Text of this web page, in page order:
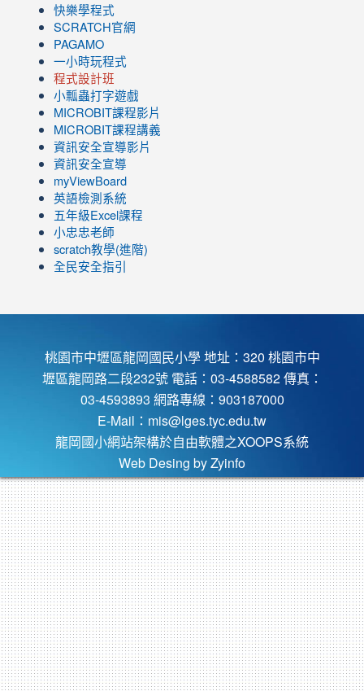
快樂學程式
SCRATCH官網
PAGAMO
一小時玩程式
程式設計班
小瓢蟲打字遊戲
link
to
https://www.youtube.com/channel/UC8LghzcV5-
ZBGmXwlbUndNA/videos?
view=0&sort=dd&shelf_id=0
MICROBIT課程影片
link
to
https://www.youtube.com/channel/UC8LghzcV5-
ZBGmXwlbUndNA/videos?
view=0&sort=dd&shelf_id=0
MICROBIT課程講義
資訊安全宣導影片
資訊安全宣導
myViewBoard
英語檢測系統
五年級Excel課程
小忠忠老師
scratch教學(進階)
全民安全指引
桃園市中壢區龍岡國民小學 地址：320 桃園市中
壢區龍岡路二段232號 電話：03-4588582 傳真：
03-4593893 網路專線：903187000
E-Mail： mis@lges.tyc.edu.tw
龍岡國小網站架構於自由軟體之XOOPS系統
Web Desing by Zyinfo